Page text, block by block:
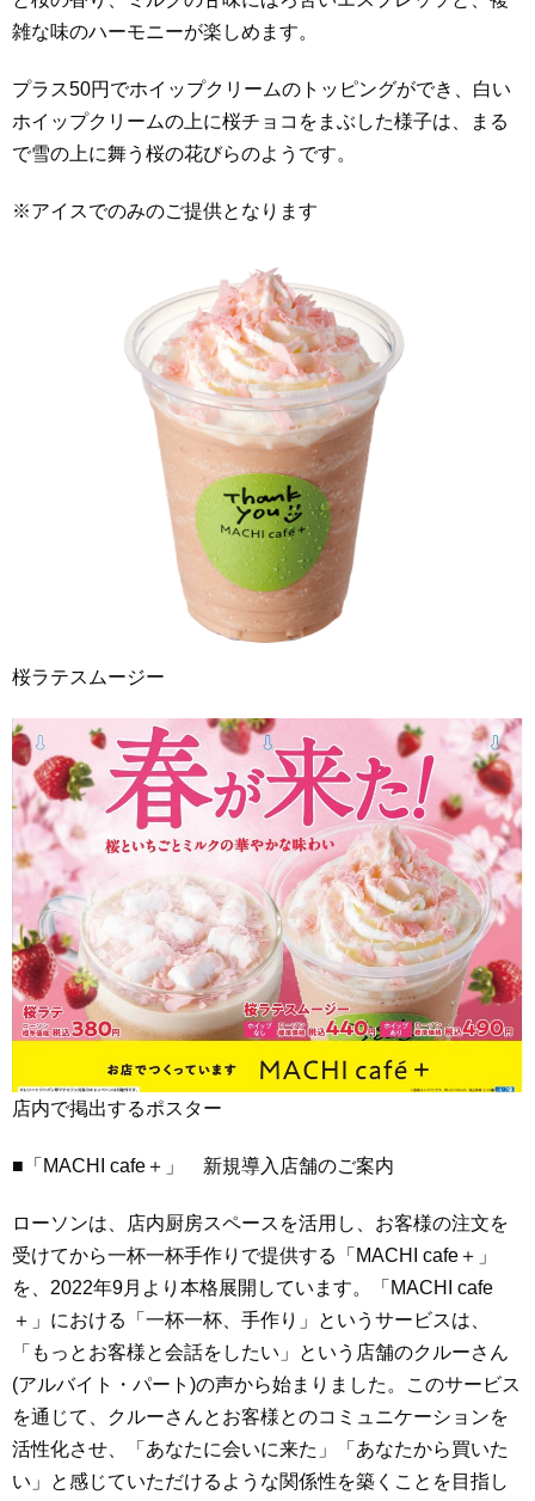
雑な味のハーモニーが楽しめます。
プラス50円でホイップクリームのトッピングができ、白い
ホイップクリームの上に桜チョコをまぶした様子は、まる
で雪の上に舞う桜の花びらのようです。
※アイスでのみのご提供となります
桜ラテスムージー
店内で掲出するポスター
■「MACHI cafe＋」 新規導入店舗のご案内
ローソンは、店内厨房スペースを活用し、お客様の注文を
受けてから一杯一杯手作りで提供する「MACHI cafe＋」
を、2022年9月より本格展開しています。「MACHI cafe
＋」における「一杯一杯、手作り」というサービスは、
「もっとお客様と会話をしたい」という店舗のクルーさん
(アルバイト・パート)の声から始まりました。このサービス
を通じて、クルーさんとお客様とのコミュニケーションを
活性化させ、「あなたに会いに来た」「あなたから買いた
い」と感じていただけるような関係性を築くことを目指し